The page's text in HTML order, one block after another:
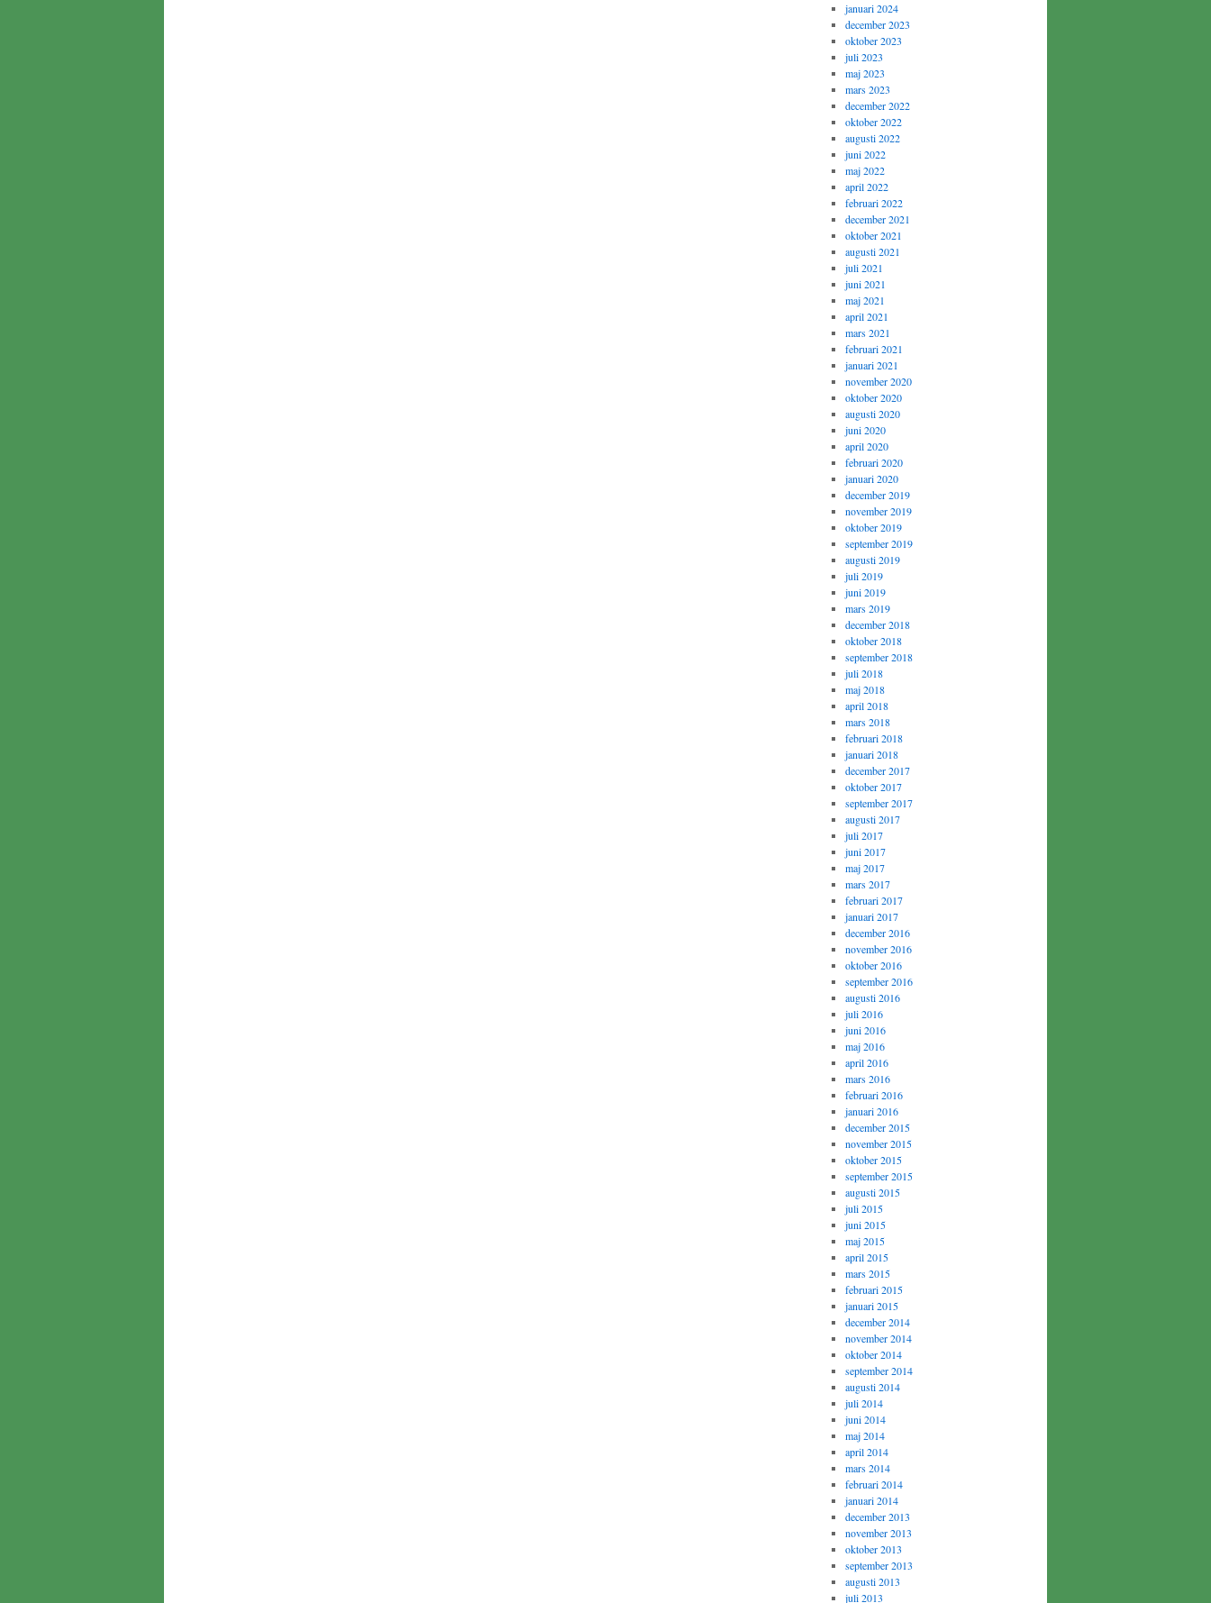
januari 2024
december 2023
oktober 2023
juli 2023
maj 2023
mars 2023
december 2022
oktober 2022
augusti 2022
juni 2022
maj 2022
april 2022
februari 2022
december 2021
oktober 2021
augusti 2021
juli 2021
juni 2021
maj 2021
april 2021
mars 2021
februari 2021
januari 2021
november 2020
oktober 2020
augusti 2020
juni 2020
april 2020
februari 2020
januari 2020
december 2019
november 2019
oktober 2019
september 2019
augusti 2019
juli 2019
juni 2019
mars 2019
december 2018
oktober 2018
september 2018
juli 2018
maj 2018
april 2018
mars 2018
februari 2018
januari 2018
december 2017
oktober 2017
september 2017
augusti 2017
juli 2017
juni 2017
maj 2017
mars 2017
februari 2017
januari 2017
december 2016
november 2016
oktober 2016
september 2016
augusti 2016
juli 2016
juni 2016
maj 2016
april 2016
mars 2016
februari 2016
januari 2016
december 2015
november 2015
oktober 2015
september 2015
augusti 2015
juli 2015
juni 2015
maj 2015
april 2015
mars 2015
februari 2015
januari 2015
december 2014
november 2014
oktober 2014
september 2014
augusti 2014
juli 2014
juni 2014
maj 2014
april 2014
mars 2014
februari 2014
januari 2014
december 2013
november 2013
oktober 2013
september 2013
augusti 2013
juli 2013